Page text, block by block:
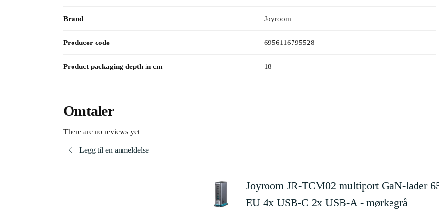
Brand Joyroom
Producer code 6956116795528
Product packaging depth in cm 18
Omtaler
There are no reviews yet
Legg til en anmeldelse
Joyroom JR-TCM02 multiport GaN-lader
EU 4x USB-C 2x USB-A - mørkegrå